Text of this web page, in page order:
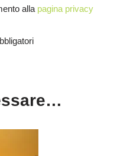
alla pagina privacy